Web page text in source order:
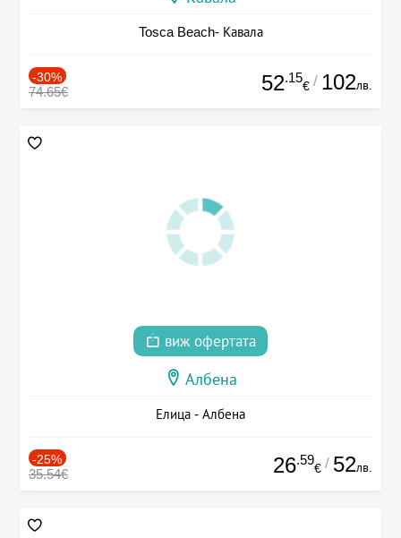
Tosca Beach- Кавала
-30%
74.65€ 52.15
€ / 102лв.
виж офертата
Албена
Елица - Албена
-25%
35.54€ 26.59
€ / 52лв.